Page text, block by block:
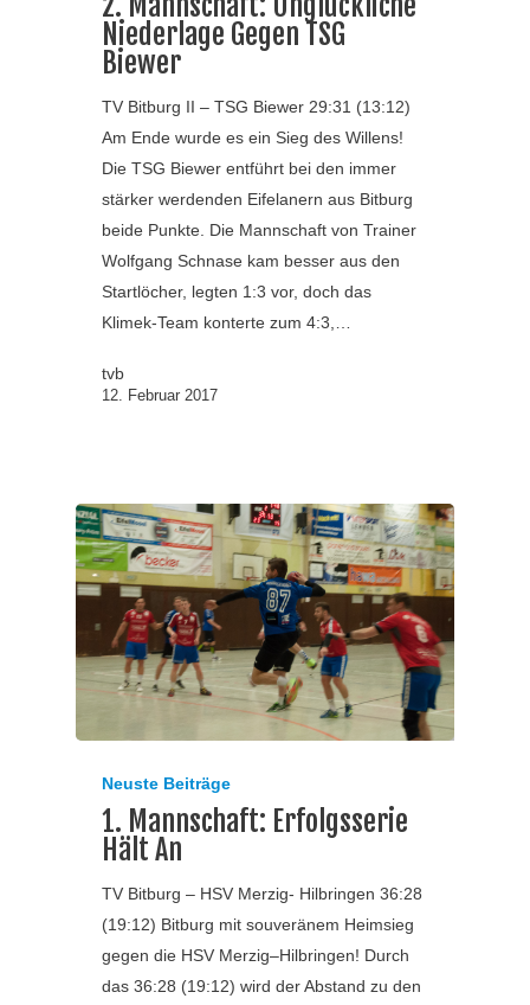
Niederlage Gegen TSG
Biewer
TV Bitburg II – TSG Biewer 29:31 (13:12)
Am Ende wurde es ein Sieg des Willens!
Die TSG Biewer entführt bei den immer
stärker werdenden Eifelanern aus Bitburg
beide Punkte. Die Mannschaft von Trainer
Wolfgang Schnase kam besser aus den
Startlöcher, legten 1:3 vor, doch das
Klimek-Team konterte zum 4:3,…
tvb
12. Februar 2017
Neuste Beiträge
1. Mannschaft: Erfolgsserie
Hält An
TV Bitburg – HSV Merzig- Hilbringen 36:28
(19:12) Bitburg mit souveränem Heimsieg
gegen die HSV Merzig–Hilbringen! Durch
das 36:28 (19:12) wird der Abstand zu den